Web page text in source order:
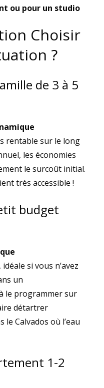
ou pour un studio
Choisir
?
de 3 à 5
rentable sur le long
les économies
le surcoût initial.
très accessible !
budget
si vous n’avez
un
le programmer sur
détartrer
Calvados où l’eau
1-2